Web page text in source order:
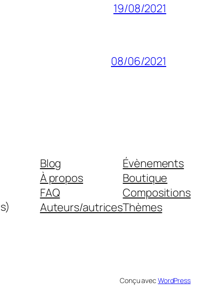
19/08/2021
08/06/2021
Blog
À propos
FAQ
Auteurs/autrices
Évènements
Boutique
Compositions
Thèmes
Conçu avec WordPress